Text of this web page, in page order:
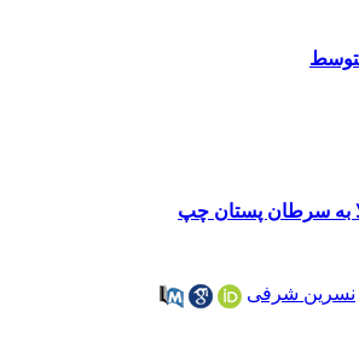
به سرطان پستان چپ
نسرین شرفی